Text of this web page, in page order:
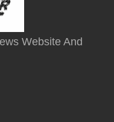
Website And